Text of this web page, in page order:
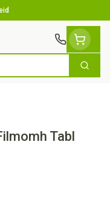
Zoek
Tabl